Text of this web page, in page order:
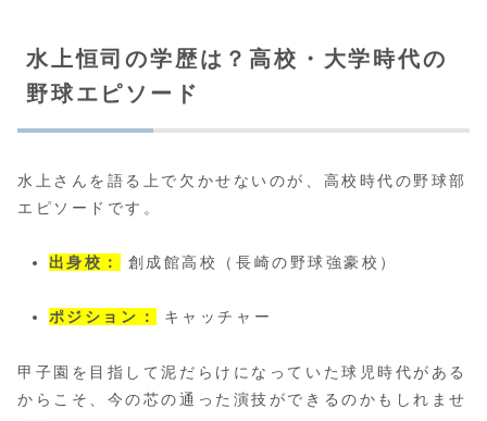
水上恒司の学歴は？高校・大学時代の
野球エピソード
水上さんを語る上で欠かせないのが、高校時代の野球部
エピソードです。
出身校： 創成館高校（長崎の野球強豪校）
ポジション： キャッチャー
甲子園を目指して泥だらけになっていた球児時代がある
からこそ、今の芯の通った演技ができるのかもしれませ